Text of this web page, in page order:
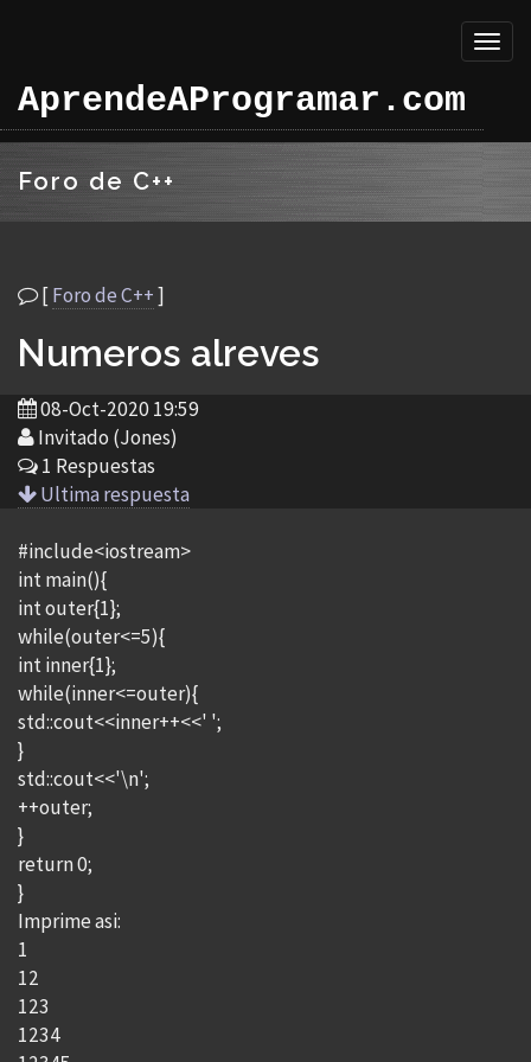
AprendeAProgramar.com
Foro de C++
[Foro de C++]
Numeros alreves
08-Oct-2020 19:59
Invitado (Jones)
1 Respuestas
Ultima respuesta
#include<iostream>
int main(){
int outer{1};
while(outer<=5){
int inner{1};
while(inner<=outer){
std::cout<<inner++<<' ';
}
std::cout<<'\n';
++outer;
}
return 0;
}
Imprime asi:
1
12
123
1234